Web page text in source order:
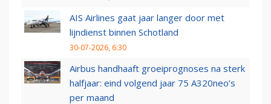
AIS Airlines gaat jaar langer door met
lijndienst binnen Schotland
30-07-2026, 6:30
Airbus handhaaft groeiprognoses na sterk
halfjaar: eind volgend jaar 75 A320neo’s
per maand